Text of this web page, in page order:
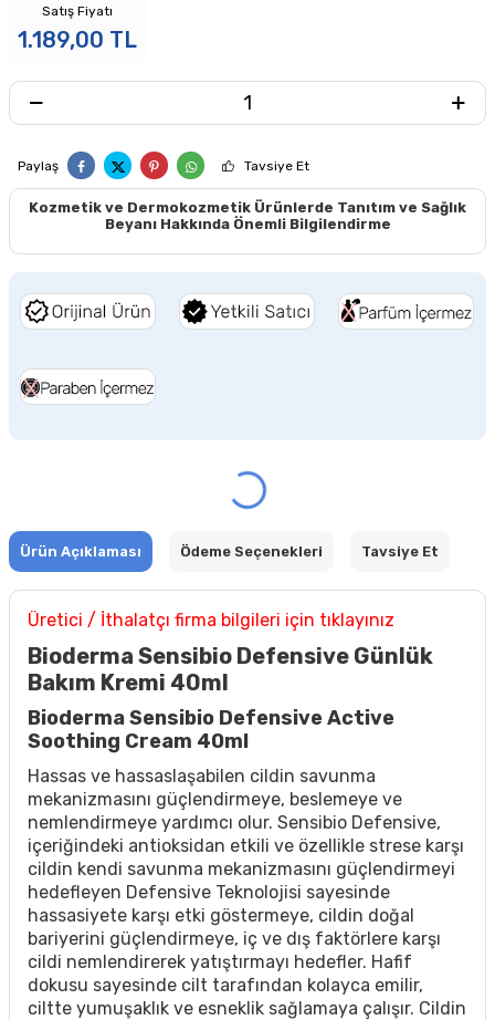
Satış Fiyatı
1.189,00 TL
Paylaş Tavsiye Et
Kozmetik ve Dermokozmetik Ürünlerde Tanıtım ve Sağlık
Beyanı Hakkında Önemli Bilgilendirme
Ürün Açıklaması Ödeme Seçenekleri Tavsiye Et
Üretici / İthalatçı firma bilgileri için tıklayınız
Bioderma Sensibio Defensive Günlük
Bakım Kremi 40ml
Bioderma Sensibio Defensive Active
Soothing Cream 40ml
Hassas ve hassaslaşabilen cildin savunma
mekanizmasını güçlendirmeye, beslemeye ve
nemlendirmeye yardımcı olur. Sensibio Defensive,
içeriğindeki antioksidan etkili ve özellikle strese karşı
cildin kendi savunma mekanizmasını güçlendirmeyi
hedefleyen Defensive Teknolojisi sayesinde
hassasiyete karşı etki göstermeye, cildin doğal
bariyerini güçlendirmeye, iç ve dış faktörlere karşı
cildi nemlendirerek yatıştırmayı hedefler. Hafif
dokusu sayesinde cilt tarafından kolayca emilir,
ciltte yumuşaklık ve esneklik sağlamaya çalışır. Cildin